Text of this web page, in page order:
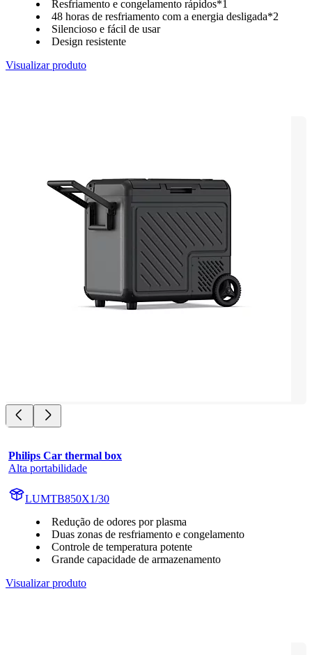
Resfriamento e congelamento rápidos*1
48 horas de resfriamento com a energia desligada*2
Silencioso e fácil de usar
Design resistente
Visualizar produto
Philips Car thermal box
Alta portabilidade
LUMTB850X1/30
Redução de odores por plasma
Duas zonas de resfriamento e congelamento
Controle de temperatura potente
Grande capacidade de armazenamento
Visualizar produto